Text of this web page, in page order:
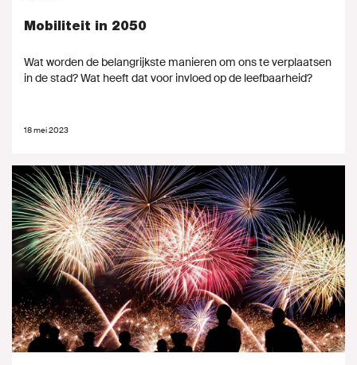
Mobiliteit in 2050
Wat worden de belangrijkste manieren om ons te verplaatsen
in de stad? Wat heeft dat voor invloed op de leefbaarheid?
18 mei 2023